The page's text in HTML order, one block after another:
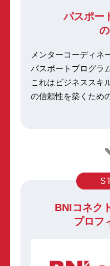
パスポー
メンターコーディネ
パスポートプログラ
これはビジネススキ
の信頼性を築くため
BNIコネク
プロフ